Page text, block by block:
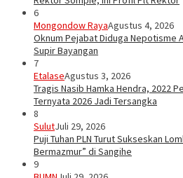
6
Mongondow RayaAgustus 4, 2026
Oknum Pejabat Diduga Nepotisme
Supir Bayangan
7
EtalaseAgustus 3, 2026
Tragis Nasib Hamka Hendra, 2022
Ternyata 2026 Jadi Tersangka
8
SulutJuli 29, 2026
Puji Tuhan PLN Turut Sukseskan
Bermazmur” di Sangihe
9